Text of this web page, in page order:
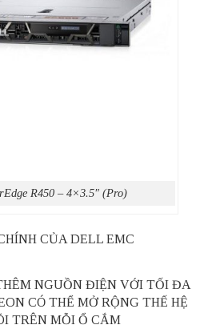
R450 – 4×3.5″ (Pro)
CỦA DELL EMC
NGUỒN ĐIỆN VỚI TỐI ĐA
CÓ THỂ MỞ RỘNG THẾ HỆ
TRÊN MỖI Ổ CẮM